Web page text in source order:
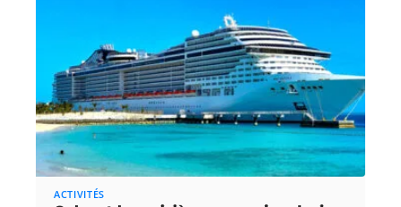
ACTIVITÉS